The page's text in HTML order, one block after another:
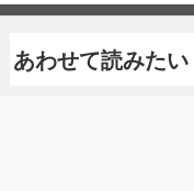
あわせて読みたい